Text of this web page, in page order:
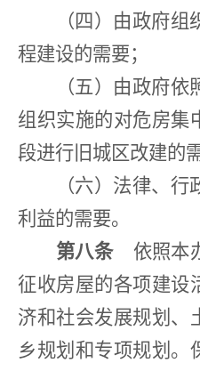
（四）由政府
程建设的需要；
（五）由政府
组织实施的对危房集
段进行旧城区改建的需
（六）法律、
利益的需要。
第八条
依照本
征收房屋的各项建设
济和社会发展规划、
乡规划和专项规划。